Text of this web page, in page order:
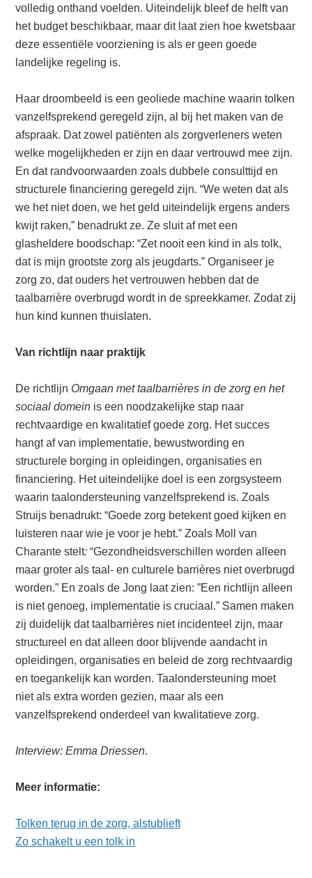
volledig onthand voelden. Uiteindelijk bleef de helft van
het budget beschikbaar, maar dit laat zien hoe kwetsbaar
deze essentiële voorziening is als er geen goede
landelijke regeling is.
Haar droombeeld is een geoliede machine waarin tolken
vanzelfsprekend geregeld zijn, al bij het maken van de
afspraak. Dat zowel patiënten als zorgverleners weten
welke mogelijkheden er zijn en daar vertrouwd mee zijn.
En dat randvoorwaarden zoals dubbele consulttijd en
structurele financiering geregeld zijn. “We weten dat als
we het niet doen, we het geld uiteindelijk ergens anders
kwijt raken,” benadrukt ze. Ze sluit af met een
glasheldere boodschap: “Zet nooit een kind in als tolk,
dat is mijn grootste zorg als jeugdarts.” Organiseer je
zorg zo, dat ouders het vertrouwen hebben dat de
taalbarrière overbrugd wordt in de spreekkamer. Zodat zij
hun kind kunnen thuislaten.
Van richtlijn naar praktijk
De richtlijn Omgaan met taalbarrières in de zorg en het
sociaal domein is een noodzakelijke stap naar
rechtvaardige en kwalitatief goede zorg. Het succes
hangt af van implementatie, bewustwording en
structurele borging in opleidingen, organisaties en
financiering. Het uiteindelijke doel is een zorgsysteem
waarin taalondersteuning vanzelfsprekend is. Zoals
Struijs benadrukt: “Goede zorg betekent goed kijken en
luisteren naar wie je voor je hebt.” Zoals Moll van
Charante stelt: “Gezondheidsverschillen worden alleen
maar groter als taal- en culturele barrières niet overbrugd
worden.” En zoals de Jong laat zien: ”Een richtlijn alleen
is niet genoeg, implementatie is cruciaal.” Samen maken
zij duidelijk dat taalbarrières niet incidenteel zijn, maar
structureel en dat alleen door blijvende aandacht in
opleidingen, organisaties en beleid de zorg rechtvaardig
en toegankelijk kan worden. Taalondersteuning moet
niet als extra worden gezien, maar als een
vanzelfsprekend onderdeel van kwalitatieve zorg.
Interview: Emma Driessen.
Meer informatie:
Tolken terug in de zorg, alstublieft
Zo schakelt u een tolk in